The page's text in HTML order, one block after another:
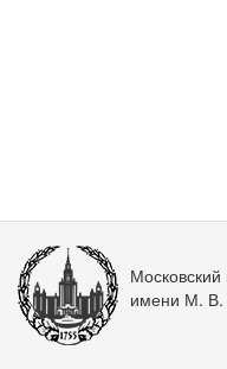
Московский
имени М. В.